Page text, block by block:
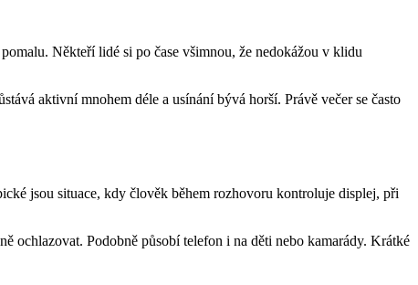
Někteří lidé si po čase všimnou, že nedokážou v klidu
aktivní mnohem déle a usínání bývá horší. Právě večer se často
jsou situace, kdy člověk během rozhovoru kontroluje displej, při
ochlazovat. Podobně působí telefon i na děti nebo kamarády. Krátké